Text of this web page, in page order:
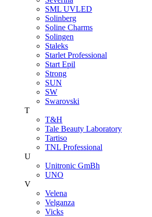
SML UVLED
Solinberg
Soline Charms
Solingen
Staleks
Starlet Professional
Start Epil
Strong
SUN
SW
Swarovski
T
T&H
Tale Beauty Laboratory
Tartiso
TNL Professional
U
Unitroniс GmBh
UNO
V
Velena
Velganza
Vicks